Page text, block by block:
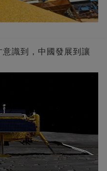
識到，中國發展到讓